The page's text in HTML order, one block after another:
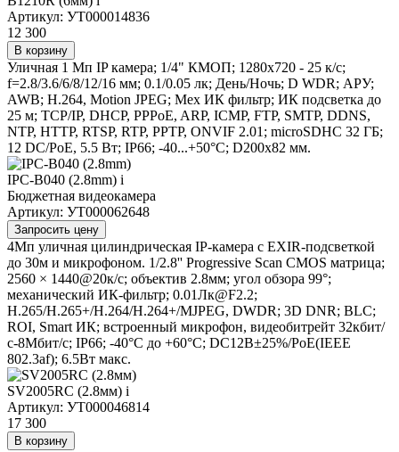
Артикул: УТ000014836
12 300
В корзину
Уличная 1 Мп IP камера; 1/4" КМОП; 1280х720 - 25 к/с;
f=2.8/3.6/6/8/12/16 мм; 0.1/0.05 лк; День/Ночь; D WDR; АРУ;
AWB; H.264, Motion JPEG; Мех ИК фильтр; ИК подсветка до
25 м; TCP/IP, DHCP, PPPoE, ARP, ICMP, FTP, SMTP, DDNS,
NTP, HTTP, RTSP, RTP, PPTP, ONVIF 2.01; microSDHC 32 ГБ;
12 DC/PoE, 5.5 Вт; IP66; -40...+50°C; D200х82 мм.
IPC-B040 (2.8mm) i
Бюджетная видеокамера
Артикул: УТ000062648
Запросить цену
4Мп уличная цилиндрическая IP-камера с EXIR-подсветкой
до 30м и микрофоном. 1/2.8'' Progressive Scan CMOS матрица;
2560 × 1440@20к/с; объектив 2.8мм; угол обзора 99°;
механический ИК-фильтр; 0.01Лк@F2.2;
H.265/H.265+/H.264/H.264+/MJPEG, DWDR; 3D DNR; BLC;
ROI, Smart ИК; встроенный микрофон, видеобитрейт 32кбит/
с-8Мбит/с; IP66; -40°C до +60°C; DC12В±25%/PoE(IEEE
802.3af); 6.5Вт макс.
SV2005RC (2.8мм) i
Артикул: УТ000046814
17 300
В корзину